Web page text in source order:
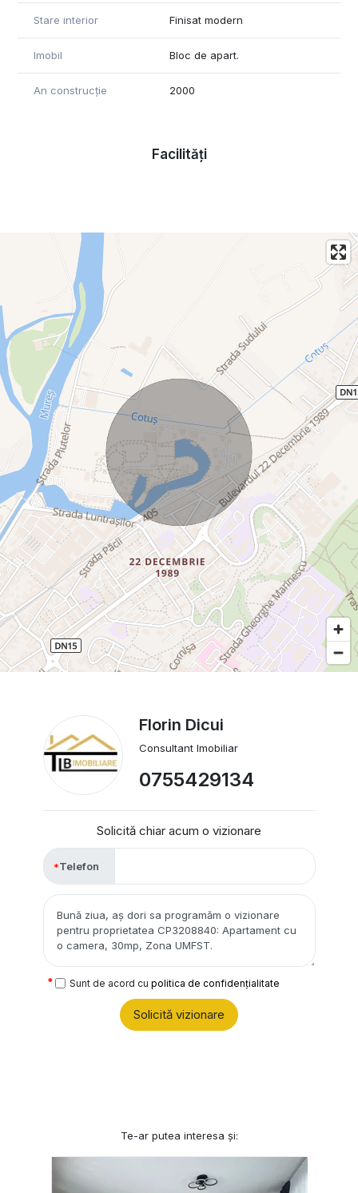
Stare interior Finisat modern
Imobil Bloc de apart.
An construcție 2000
Facilități
Florin Dicui
Consultant Imobiliar
0755429134
Solicită chiar acum o vizionare
Telefon
Sunt de acord cu politica de confidențialitate
Solicită vizionare
Te-ar putea interesa și: